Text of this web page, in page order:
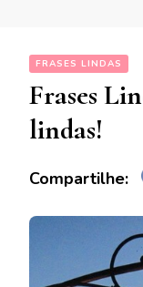
FRASES LINDAS
Frases
lindas!